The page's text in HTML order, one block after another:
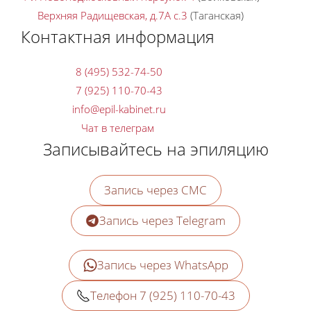
Верхняя Радищевская, д.7A с.3 (Таганская)
Контактная информация
8 (495) 532-74-50
7 (925) 110-70-43
Чат в телеграм
Записывайтесь на эпиляцию
Запись через СМС
Запись через Telegram
Запись через WhatsApp
Телефон 7 (925) 110-70-43